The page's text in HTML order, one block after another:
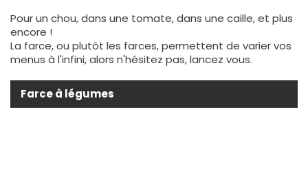
Pour un chou, dans une tomate, dans une caille, et plus
encore !
La farce, ou plutôt les farces, permettent de varier vos
menus à l'infini, alors n'hésitez pas, lancez vous.
Farce à légumes